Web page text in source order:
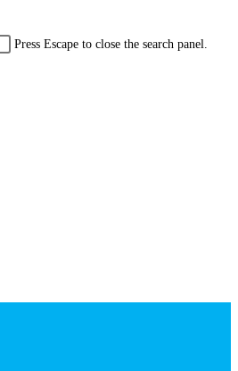
Press Escape to close the search panel.